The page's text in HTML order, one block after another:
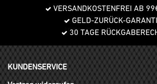
VERSANDKOSTENFREI AB
GELD-ZURÜCK-
30 TAGE
KUNDENSERVICE